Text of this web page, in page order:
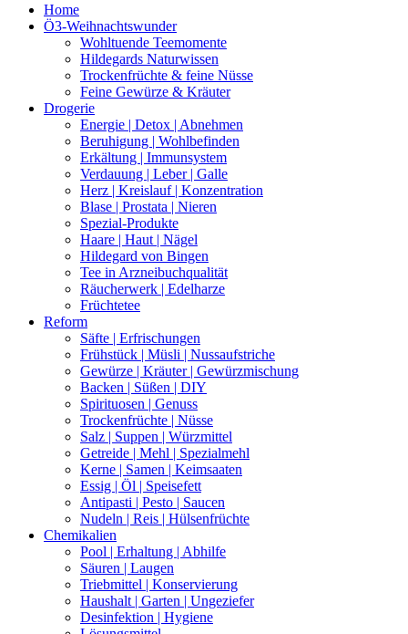
Home
Ö3-Weihnachtswunder
Wohltuende Teemomente
Hildegards Naturwissen
Trockenfrüchte & feine Nüsse
Feine Gewürze & Kräuter
Drogerie
Energie | Detox | Abnehmen
Beruhigung | Wohlbefinden
Erkältung | Immunsystem
Verdauung | Leber | Galle
Herz | Kreislauf | Konzentration
Blase | Prostata | Nieren
Spezial-Produkte
Haare | Haut | Nägel
Hildegard von Bingen
Tee in Arzneibuchqualität
Räucherwerk | Edelharze
Früchtetee
Reform
Säfte | Erfrischungen
Frühstück | Müsli | Nussaufstriche
Gewürze | Kräuter | Gewürzmischung
Backen | Süßen | DIY
Spirituosen | Genuss
Trockenfrüchte | Nüsse
Salz | Suppen | Würzmittel
Getreide | Mehl | Spezialmehl
Kerne | Samen | Keimsaaten
Essig | Öl | Speisefett
Antipasti | Pesto | Saucen
Nudeln | Reis | Hülsenfrüchte
Chemikalien
Pool | Erhaltung | Abhilfe
Säuren | Laugen
Triebmittel | Konservierung
Haushalt | Garten | Ungeziefer
Desinfektion | Hygiene